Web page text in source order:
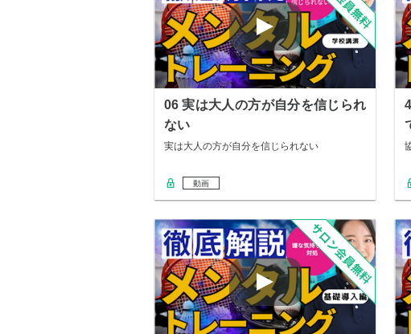
06 実は大人の方が自分を信じられ
ない
実は大人の方が自分を信じられない
動画